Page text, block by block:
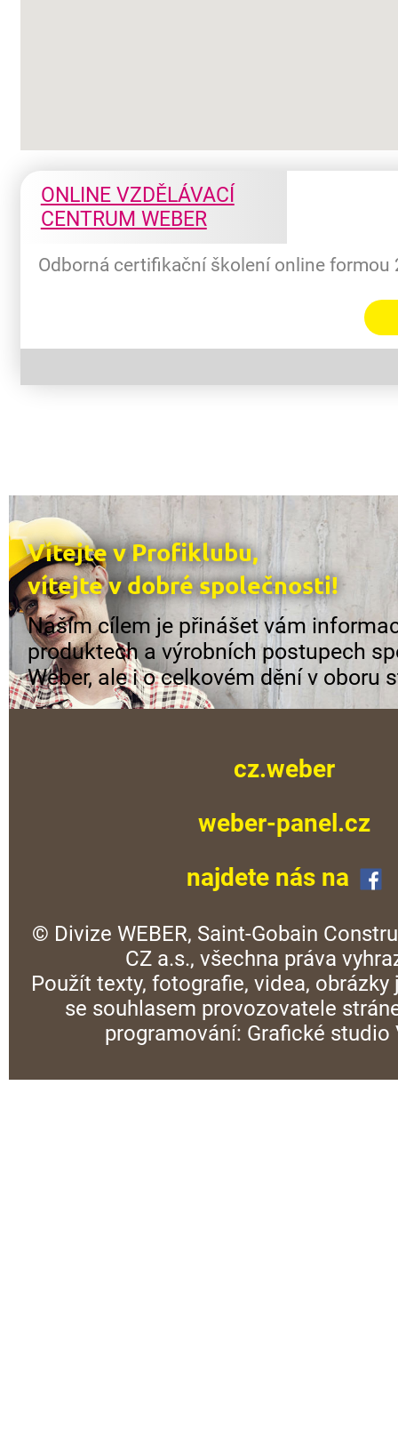
ONLINE VZDĚLÁVACÍ
CENTRUM WEBER
Odborná certifikační školení online formou
Vítejte v Profiklubu,
vítejte v dobré společnosti!
Naším cílem je přinášet vám
produktech a výrobních postupech
Weber, ale i o celkovém dění v oboru
cz.weber
weber-panel.cz
najdete nás na
© Divize WEBER, Saint-Gobain
CZ a.s., všechna práva
Použít texty, fotografie, videa, obrázky
se souhlasem provozovatele
programování: Grafické studio